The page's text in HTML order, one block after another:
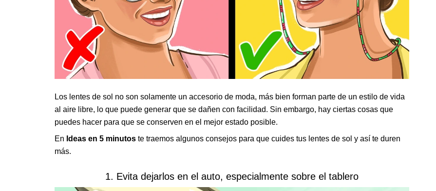
Los lentes de sol no son solamente un accesorio de moda, más bien forman parte de un estilo de vida
al aire libre, lo que puede generar que se dañen con facilidad. Sin embargo, hay ciertas cosas que
puedes hacer para que se conserven en el mejor estado posible.
En Ideas en 5 minutos te traemos algunos consejos para que cuides tus lentes de sol y así te duren
más.
1. Evita dejarlos en el auto, especialmente sobre el tablero